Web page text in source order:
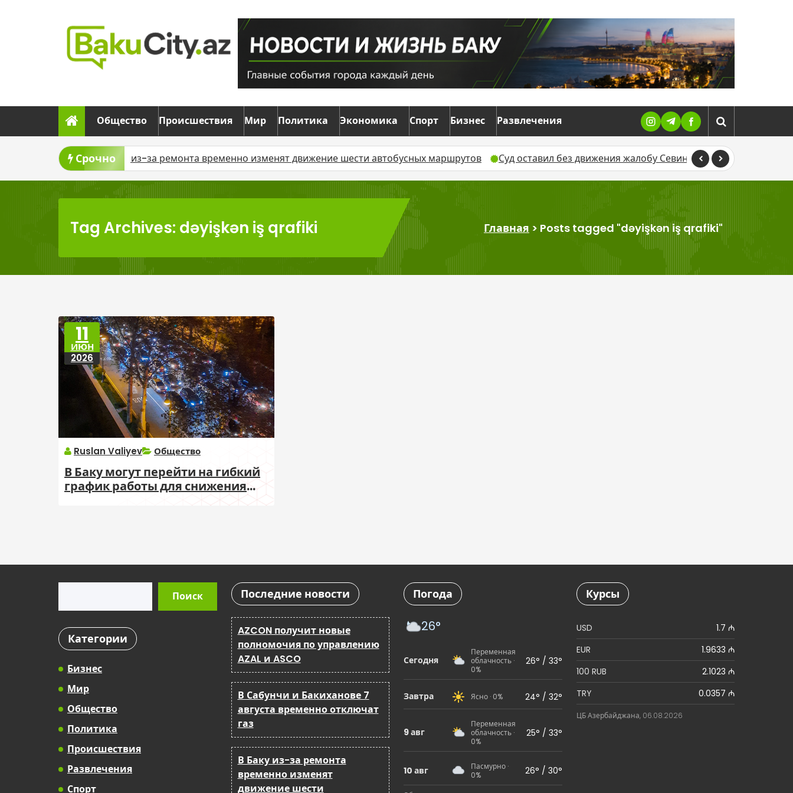
Общество Происшествия Мир Политика Экономика Спорт Бизнес Развлечения
Срочно
В Баку из-за ремонта временно изменят движение шести автобусных маршрутов Суд оставил без движения жалобу Севиндж Гусейновой против
Tag Archives: dəyişkən iş qrafiki Главная > Posts tagged "dəyişkən iş qrafiki"
11
ИЮН
2026
Ruslan Valiyev Общество
В Баку могут перейти на гибкий
график работы для снижения
Поиск
Категории
Бизнес
Мир
Общество
Политика
Происшествия
Развлечения
Спорт
Последние новости
AZCON получит новые
полномочия по управлению
AZAL и ASCO
В Сабунчи и Бакиханове 7
августа временно отключат
газ
В Баку из-за ремонта
временно изменят
движение шести
Погода
26°
Сегодня
Переменная
облачность ·
0%
26° / 33°
Завтра Ясно · 0% 24° / 32°
9 авг
Переменная
облачность ·
0%
25° / 33°
10 авг
Пасмурно ·
0%
26° / 30°
Курсы
USD
1.7 ₼
EUR
1.9633 ₼
100 RUB
2.1023 ₼
TRY
0.0357 ₼
ЦБ Азербайджана, 06.08.2026